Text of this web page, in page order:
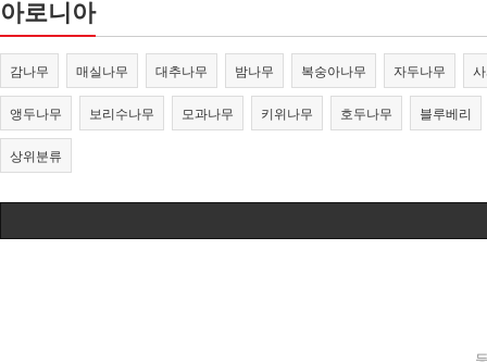
아로니아
감나무 매실나무 대추나무 밤나무 복숭아나무 자두나무
앵두나무 보리수나무 모과나무 키위나무 호두나무 블루베리
상위분류